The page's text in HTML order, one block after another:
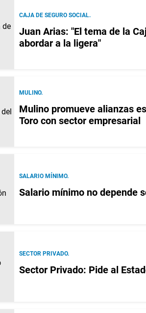
CAJA DE SEGURO SOCIAL.
Juan Arias: "El tema de la
abordar a la ligera"
MULINO.
Mulino promueve alianzas
Toro con sector empresarial
SALARIO MÍNIMO.
Salario mínimo no depende
SECTOR PRIVADO.
Sector Privado: Pide al